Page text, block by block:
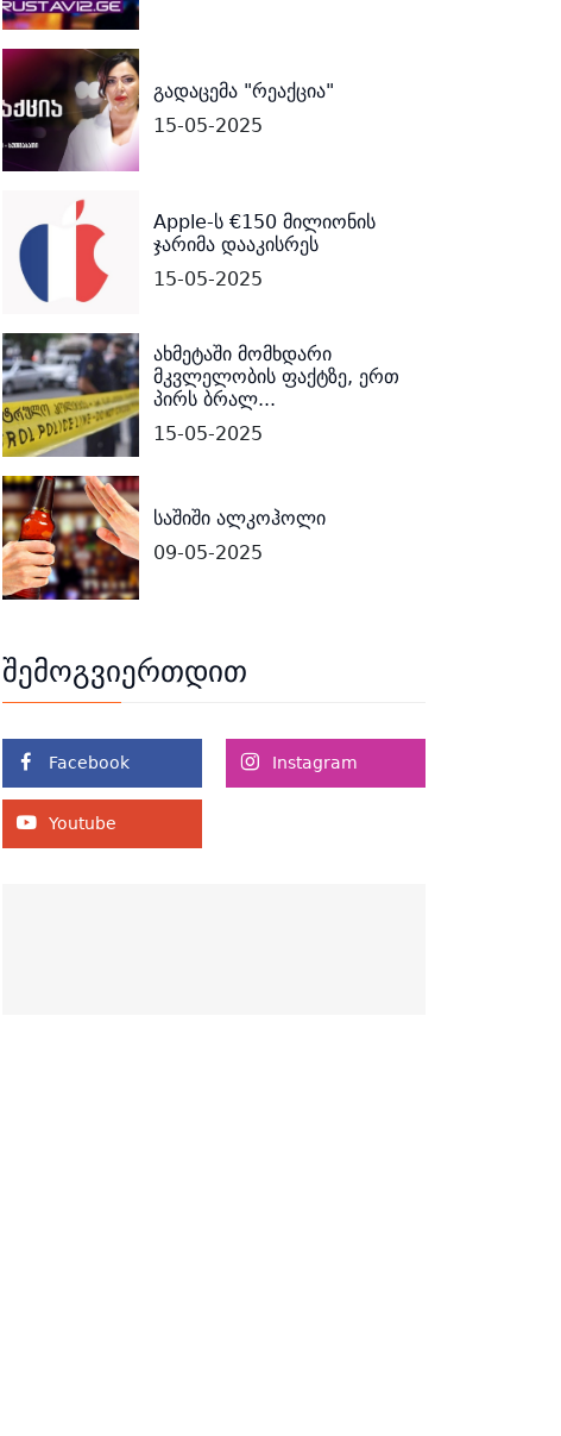
გადაცემა "რეაქცია"
15-05-2025
Apple-ს €150 მილიონის
ჯარიმა დააკისრეს
15-05-2025
ახმეტაში მომხდარი
მკვლელობის ფაქტზე, ერთ
პირს ბრალ...
15-05-2025
საშიში ალკოჰოლი
09-05-2025
შემოგვიერთდით
Facebook Instagram
Youtube